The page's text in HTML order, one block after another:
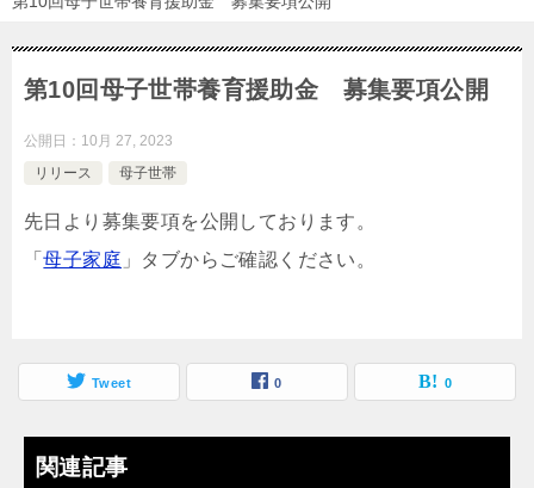
第10回母子世帯養育援助金 募集要項公開
公開日： 10月 27, 2023
リリース
母子世帯
先日より募集要項を公開しております。
「母子家庭 」タブからご確認ください。
Tweet 0 0
関連記事